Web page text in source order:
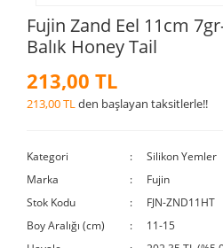
Fujin Zand Eel 11cm
Balık Honey Tail
213,00 TL
213,00 TLden başlayan taksitlerle!!
Kategori
Silikon Yemler
Marka
Fujin
Stok Kodu
FJN-ZND11HT
Boy Aralığı (cm)
11-15